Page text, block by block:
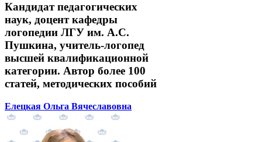
Кандидат педагогических
наук, доцент кафедры
логопедии ЛГУ им. А.С.
Пушкина, учитель-логопед
высшей квалификационной
категории. Автор более 100
статей, методических пособий
Елецкая Ольга Вячеславовна